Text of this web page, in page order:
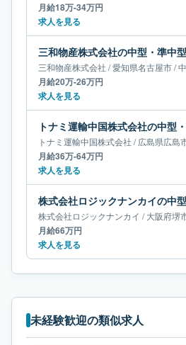
月給18万-34万円
求人を見る
三和物産株式会社 /愛知県名古屋市/中
月給20万-26万円
求人を見る
トナミ運輸中国株式会社 /広島県広島
月給36万-64万円
求人を見る
株式会社ロジックナンカイ /大阪府堺
月給66万円
求人を見る
未経験歓迎の類似求人